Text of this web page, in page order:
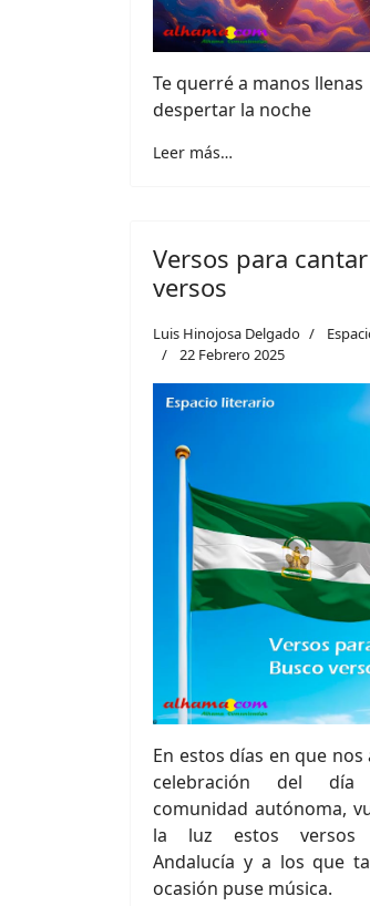
Te querré a manos
despertar la noche
Leer más…
Versos para
versos
Luis Hinojosa Delgado
22 Febrero 2025
En estos días en que nos
celebración del
comunidad autónoma,
la luz estos versos
Andalucía y a los que
ocasión puse música.